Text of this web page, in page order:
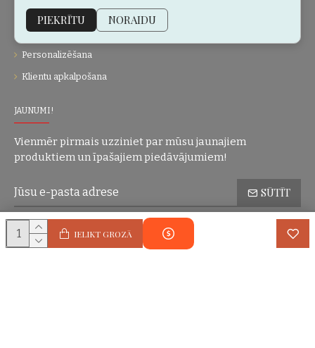
IELIKT GROZĀ
Vietnes karte
Dāvanu kartes
Personalizēšana
Klientu apkalpošana
JAUNUMI!
Vienmēr pirmais uzziniet par mūsu jaunajiem
produktiem un īpašajiem piedāvājumiem!
SŪTĪT
Esmu iepazinies(-usies) ar sadaļu Konfidencialitātes politika
piekrītu visiem minētajiem noteikumiem
PIEKRĪTU NORAIDU